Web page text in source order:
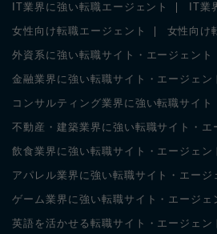
IT業界に強い転職エージェント IT業
女性向け転職エージェント 女性向け
外資系に強い転職サイト・エージェント
金融業界に強い転職サイト・エージェン
コンサルティング業界に強い転職サイト
不動産・建築業界に強い転職サイト・エ
飲食業界に強い転職サイト・エージェン
アパレル業界に強い転職サイト・エージ
ゲーム業界に強い転職サイト・エージェ
英語を活かせる転職サイト・エージェン